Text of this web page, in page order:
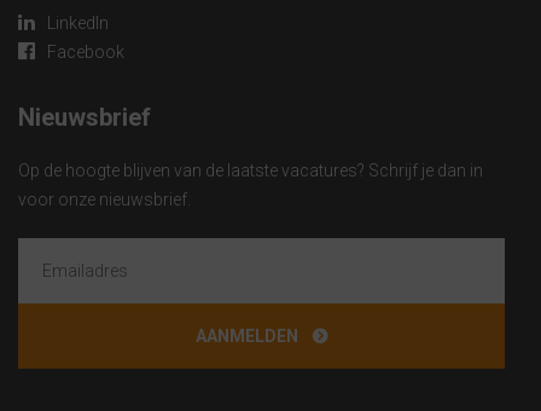
LinkedIn
Facebook
Nieuwsbrief
Op de hoogte blijven van de laatste vacatures? Schrijf je dan in
voor onze nieuwsbrief.